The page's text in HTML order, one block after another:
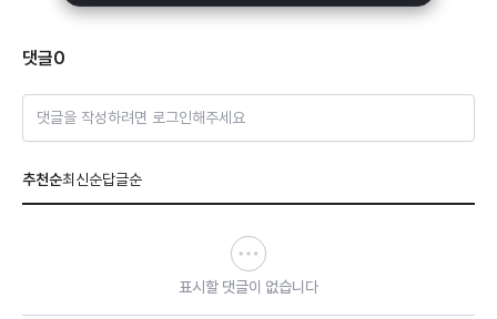
댓글0
댓글을 작성하려면 로그인해주세요
추천순최신순답글순
표시할 댓글이 없습니다